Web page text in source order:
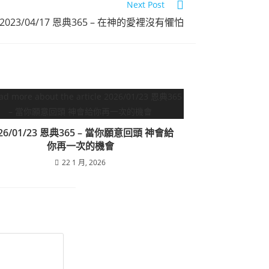
Next Post
2023/04/17 恩典365 – 在神的愛裡沒有懼怕
01/23 恩典365 – 當你願意回頭 神會給
你再一次的機會
22 1 月, 2026